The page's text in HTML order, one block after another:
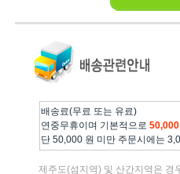
배송료(무료 또는 유료)
연중무휴이며 기본적으로
단 50,000 원 미만 주문시에는
제주도(섬지역) 및 산간지역은 경